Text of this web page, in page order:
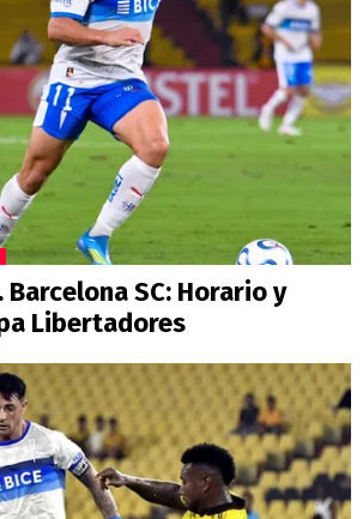
Barcelona SC: Horario y
Libertadores